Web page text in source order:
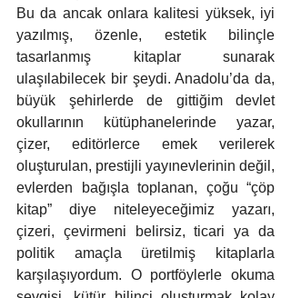
Bu da ancak onlara kalitesi yüksek, iyi
yazılmış, özenle, estetik bilinçle
tasarlanmış kitaplar sunarak
ulaşılabilecek bir şeydi. Anadolu’da da,
büyük şehirlerde de gittiğim devlet
okullarının kütüphanelerinde yazar,
çizer, editörlerce emek verilerek
oluşturulan, prestijli yayınevlerinin değil,
evlerden bağışla toplanan, çoğu “çöp
kitap” diye niteleyeceğimiz yazarı,
çizeri, çevirmeni belirsiz, ticari ya da
politik amaçla üretilmiş kitaplarla
karşılaşıyordum. O portföylerle okuma